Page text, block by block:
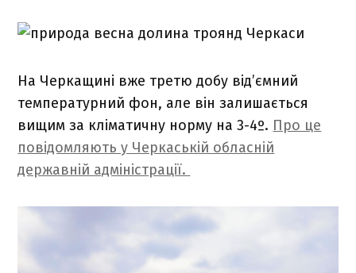
На Черкащині вже третю добу від’ємний
температурний фон, але він залишається
вищим за кліматичну норму на 3-4º. Про це
повідомляють у Черкаській обласній
державній адміністрації.